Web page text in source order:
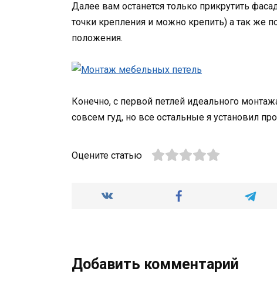
Далее вам останется только прикрутить
точки крепления и можно крепить) а так же
положения.
Конечно, с первой петлей идеального
совсем гуд, но все остальные я установил
Оцените статью
Добавить комментарий